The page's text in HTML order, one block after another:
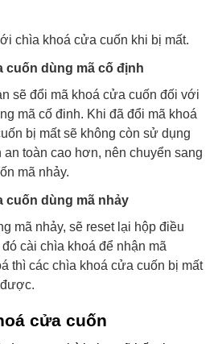
chìa khoá cửa cuốn khi bị mất.
dùng mã cố định
sẽ đổi mã khoá cửa cuốn đối với
mã cố đinh. Khi đã đổi mã khoá
bị mất sẽ không còn sử dụng
toàn cao hơn, nên chuyển sang
mã nhảy.
dùng mã nhảy
mã nhảy, sẽ reset lại hộp điều
cài chìa khoá để nhận mã
thì các chìa khoá cửa cuốn bị mất
cửa cuốn